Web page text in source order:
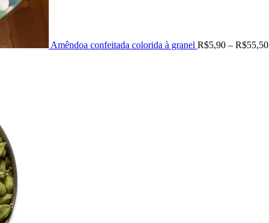
Amêndoa confeitada colorida à granel R$5,90 – R$55,50